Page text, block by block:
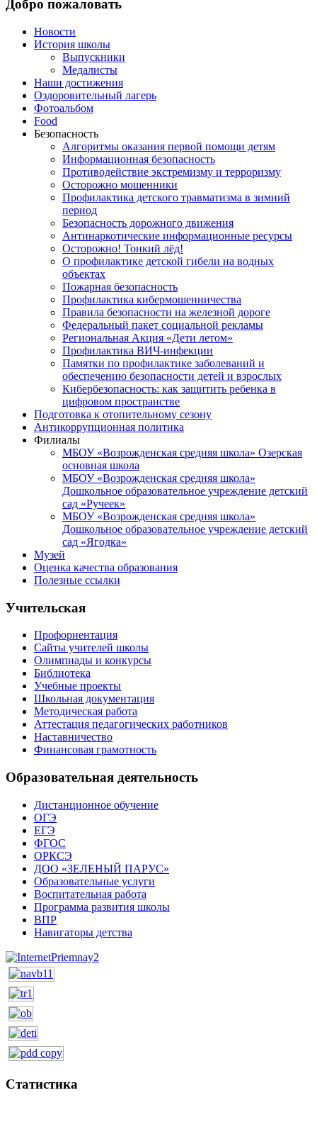
Добро пожаловать
Новости
История школы
Выпускники
Медалисты
Наши достижения
Оздоровительный лагерь
Фотоальбом
Food
Безопасность
Алгоритмы оказания первой помощи детям
Информационная безопасность
Противодействие экстремизму и терроризму
Осторожно мошенники
Профилактика детского травматизма в зимний
период
Безопасность дорожного движения
Антинаркотические информационные ресурсы
Осторожно! Тонкий лёд!
О профилактике детской гибели на водных
объектах
Пожарная безопасность
Профилактика кибермошенничества
Правила безопасности на железной дороге
Федеральный пакет социальной рекламы
Региональная Акция «Дети летом»
Профилактика ВИЧ-инфекции
Памятки по профилактике заболеваний и
обеспечению безопасности детей и взрослых
Кибербезопасность: как защитить ребенка в
цифровом пространстве
Подготовка к отопительному сезону
Антикоррупционная политика
Филиалы
МБОУ «Возрожденская средняя школа» Озерская
основная школа
МБОУ «Возрожденская средняя школа»
Дошкольное образовательное учреждение детский
сад «Ручеек»
МБОУ «Возрожденская средняя школа»
Дошкольное образовательное учреждение детский
сад «Ягодка»
Музей
Оценка качества образования
Полезные ссылки
Учительская
Профориентация
Сайты учителей школы
Олимпиады и конкурсы
Библиотека
Учебные проекты
Школьная документация
Методическая работа
Аттестация педагогических работников
Наставничество
Финансовая грамотность
Образовательная деятельность
Дистанционное обучение
ОГЭ
ЕГЭ
ФГОС
ОРКСЭ
ДОО «ЗЕЛЕНЫЙ ПАРУС»
Образовательные услуги
Воспитательная работа
Программа развития школы
ВПР
Навигаторы детства
Статистика